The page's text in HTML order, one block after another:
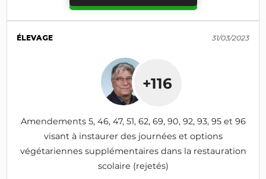
ÉLEVAGE 31/03/2023
+116
Amendements 5, 46, 47, 51, 62, 69, 90, 92, 93, 95 et 96
visant à instaurer des journées et options
végétariennes supplémentaires dans la restauration
scolaire (rejetés)